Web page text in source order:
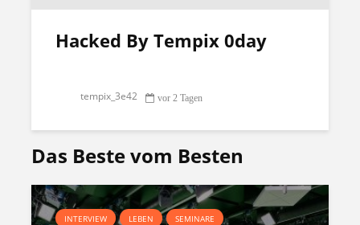
Hacked By Tempix 0day
tempix_3e42 vor 2 Tagen
Das Beste vom Besten
INTERVIEW LEBEN SEMINARE